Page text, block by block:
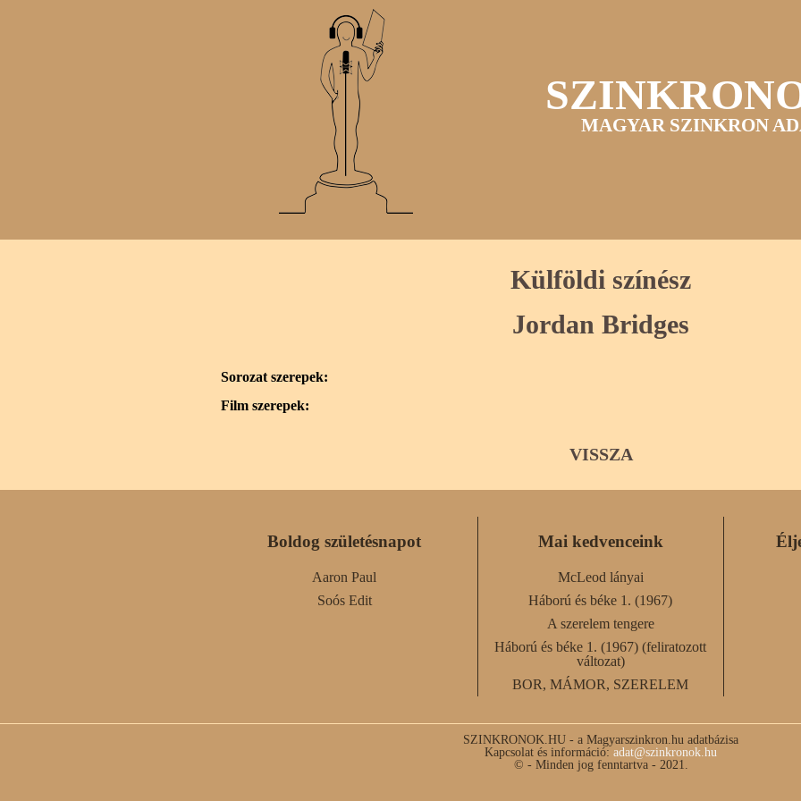
MAGYAR SZINKRON
Külföldi színész
Jordan Bridges
Sorozat szerepek:
Film szerepek:
VISSZA
Boldog születésnapot
Aaron Paul
Soós Edit
Mai kedvenceink
McLeod lányai
Háború és béke 1. (1967)
A szerelem tengere
Háború és béke 1. (1967) (feliratozott
változat)
BOR, MÁMOR, SZERELEM
SZINKRONOK.HU - a Magyarszinkron.hu adatbázisa
Kapcsolat és információ: adat@szinkronok.hu
© - Minden jog fenntartva - 2021.